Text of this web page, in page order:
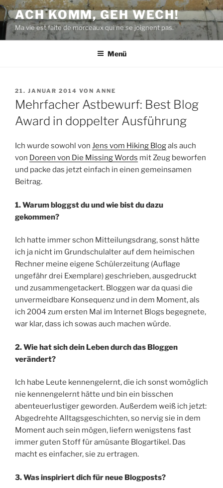
Zum
Inhalt
springen
ACH KOMM, GEH WECH!
Ma vie est faite de morceaux qui ne se joignent pas.
Menü
VERÖFFENTLICHT
AM
21. JANUAR 2014 VON ANNE
Mehrfacher Astbewurf: Best Blog
Award in doppelter Ausführung
Ich wurde sowohl von Jens vom Hiking Blogals auch
von Doreen von Die Missing Words mit Zeug beworfen
und packe das jetzt einfach in einen gemeinsamen
Beitrag.
1. Warum bloggst du und wie bist du dazu
gekommen?
Ich hatte immer schon Mitteilungsdrang, sonst hätte
ich ja nicht im Grundschulalter auf dem heimischen
Rechner meine eigene Schülerzeitung (Auflage
ungefähr drei Exemplare) geschrieben, ausgedruckt
und zusammengetackert. Bloggen war da quasi die
unvermeidbare Konsequenz und in dem Moment, als
ich 2004 zum ersten Mal im Internet Blogs begegnete,
war klar, dass ich sowas auch machen würde.
2. Wie hat sich dein Leben durch das Bloggen
verändert?
Ich habe Leute kennengelernt, die ich sonst womöglich
nie kennengelernt hätte und bin ein bisschen
abenteuerlustiger geworden. Außerdem weiß ich jetzt:
Abgedrehte Alltagsgeschichten, so nervig sie in dem
Moment auch sein mögen, liefern wenigstens fast
immer guten Stoff für amüsante Blogartikel. Das
macht es einfacher, sie zu ertragen.
3. Was inspiriert dich für neue Blogposts?